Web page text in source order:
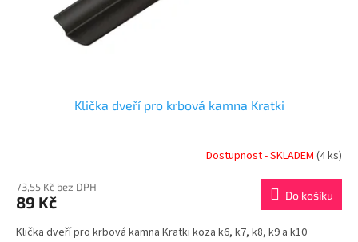
Klička dveří pro krbová kamna Kratki
Dostupnost - SKLADEM (4 ks)
73,55 Kč bez DPH
89 Kč Do košíku
Klička dveří pro krbová kamna Kratki koza k6, k7, k8, k9 a k10